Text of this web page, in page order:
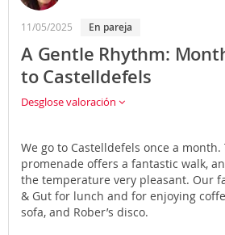
11/05/2025 En pareja
A Gentle Rhythm:
to Castelldefels
Desglose valoración
We go to Castelldefels once a
promenade offers a fantastic walk,
the temperature very pleasant. Our
& Gut for lunch and for enjoying
sofa, and Rober’s disco.